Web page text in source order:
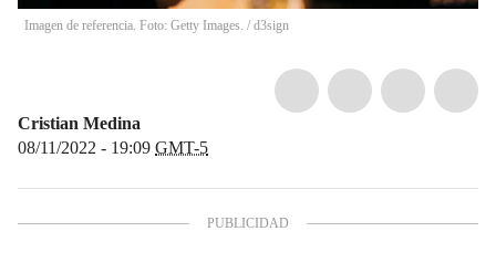
Imagen de referencia. Foto: Getty Images. / d3sign
Cristian Medina
08/11/2022 - 19:09 GMT-5